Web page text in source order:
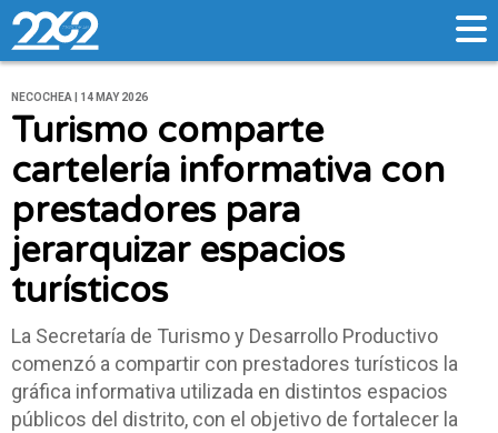
NECOCHEA | 14 MAY 2026
Turismo comparte
cartelería informativa con
prestadores para
jerarquizar espacios
turísticos
La Secretaría de Turismo y Desarrollo Productivo
comenzó a compartir con prestadores turísticos la
gráfica informativa utilizada en distintos espacios
públicos del distrito, con el objetivo de fortalecer la